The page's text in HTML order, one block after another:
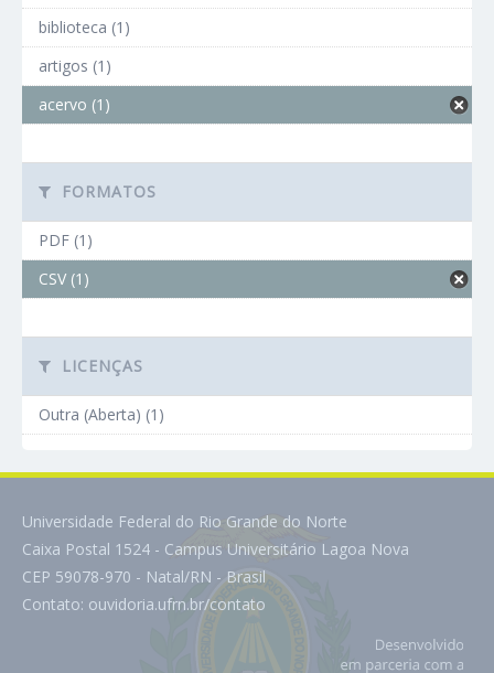
biblioteca (1)
artigos (1)
acervo (1)
FORMATOS
PDF (1)
CSV (1)
LICENÇAS
Outra (Aberta) (1)
Universidade Federal do Rio Grande do Norte
Caixa Postal 1524 - Campus Universitário Lagoa Nova
CEP 59078-970 - Natal/RN - Brasil
Contato: ouvidoria.ufrn.br/contato